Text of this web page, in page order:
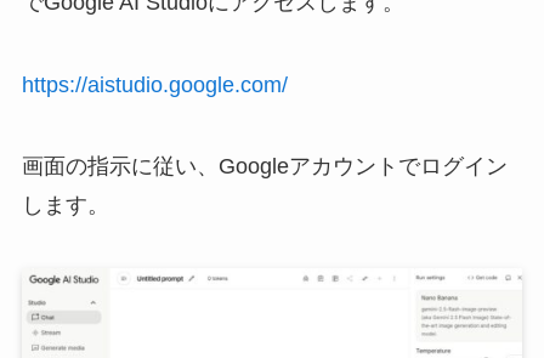
https://aistudio.google.com/
画面の指示に従い、Googleアカウントでログイン
します。